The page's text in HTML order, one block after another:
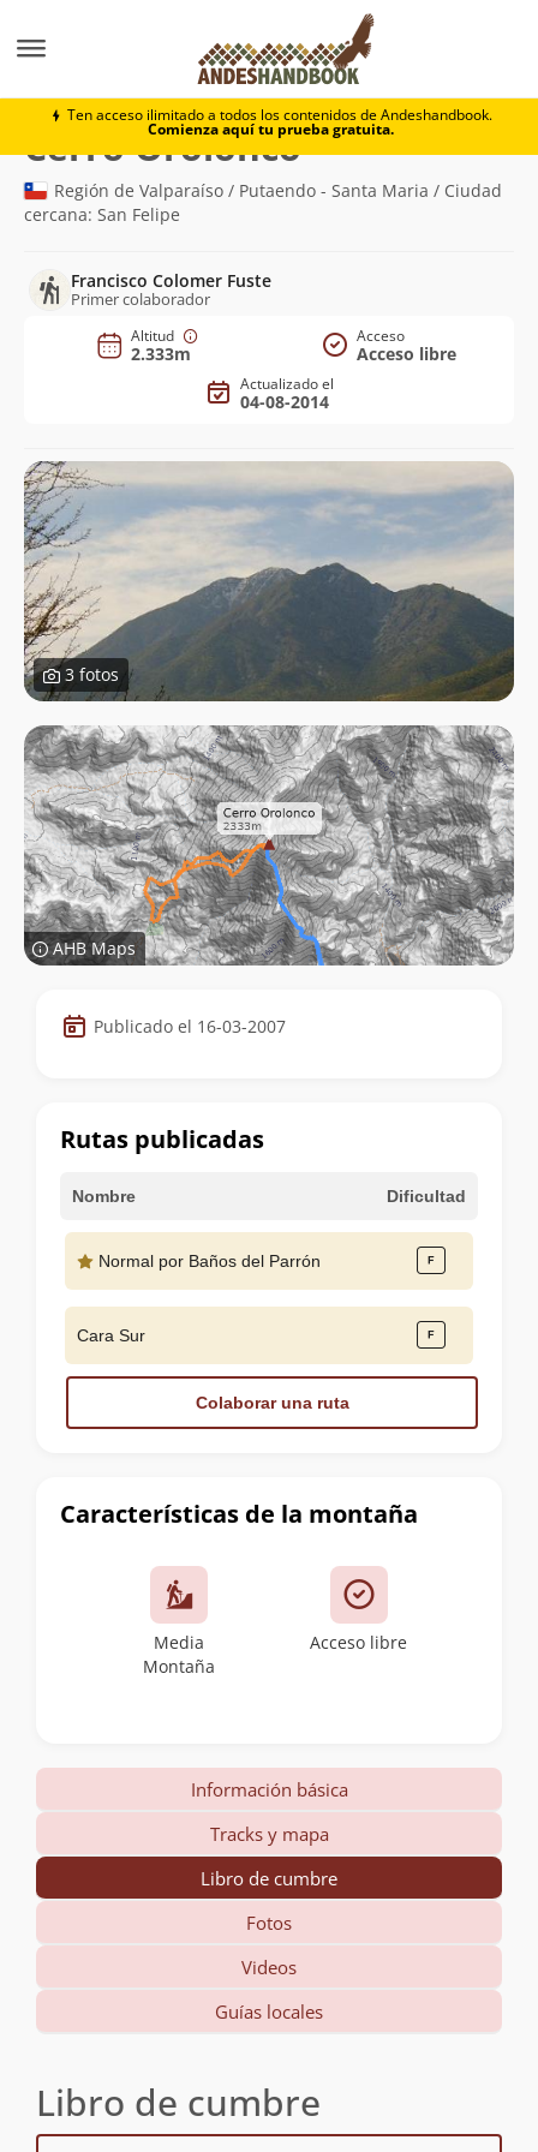
Ten acceso ilimitado a todos los contenidos de Andeshandbook.
Comienza aquí tu prueba gratuita.
Cerro Orolonco
Cerro Orolonco(2.333m)
Región de Valparaíso / Putaendo - Santa Maria / Ciudad
cercana: San Felipe
Francisco Colomer Fuste
Primer colaborador
Altitud
2.333m
Acceso
Acceso libre
Actualizado el
04-08-2014
3 fotos
AHB Maps
Datos
de
cumbre
Publicado el 16-03-2007
Características de la montaña
Media
Montaña
Acceso libre
Rutas publicadas
Nombre Dificultad
Normal por Baños del Parrón
Cara Sur
Colaborar una ruta
Información básica
Tracks y mapa
Libro de cumbre
Fotos
Videos
Guías locales
Libro de cumbre